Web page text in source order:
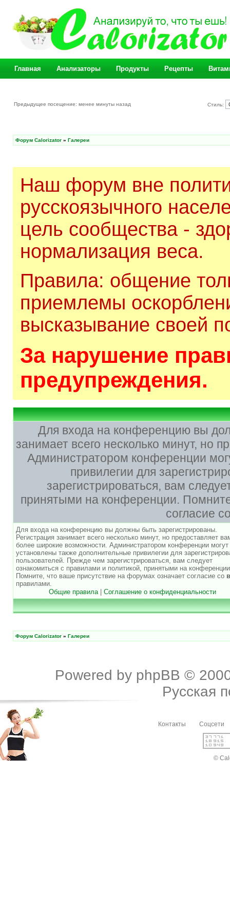
Главная Анализаторы Продукты Рецепты
Предыдущее посещение: менее минуты назад Стиль:
Форум Calorizator » Галереи
Наш форум вне
русскоязычного
цель сообщества -
нормализация веса.
Правила: общение
приемлемы
высказывание своей
За нарушение
предупреждения.
Для входа на конференцию вы
занимает всего несколько минут, но
Администратором конференции
привилегии для
зарегистрироваться, вам
принятыми на конференции.
согласие
Для входа на конференцию вы должны быть зарегистрированы.
Регистрация занимает всего несколько минут, но предоставляет
более широкие возможности. Администратором конференции
установлены также дополнительные привилегии для
пользователей. Прежде чем зарегистрироваться, вам следует
ознакомиться с правилами и политикой, принятыми на
Помните, что ваше присутствие на форумах означает согласие со
правилами.
Общие правила| Соглашение о конфиденциальности
Форум Calorizator » Галереи
Powered by phpBB ©
Русская
Контакты Соцсети
©